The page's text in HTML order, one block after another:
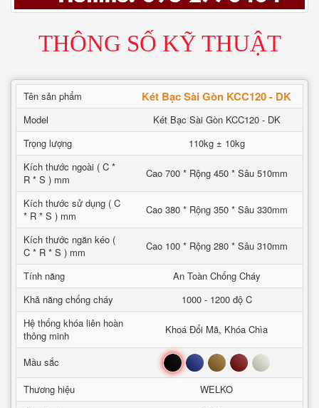
THÔNG SỐ KỸ THUẬT
Tên sản phẩm Két Bạc Sài Gòn KCC120 - DK
Model
Két Bạc Sài Gòn KCC120 - DK
Trọng lượng
110kg ± 10kg
Kích thước ngoài ( C *
R * S ) mm
Cao 700 * Rộng 450 * Sâu 510mm
Kích thước sử dụng ( C
* R * S ) mm
Cao 380 * Rộng 350 * Sâu 330mm
Kích thước ngăn kéo (
C * R * S ) mm
Cao 100 * Rộng 280 * Sâu 310mm
Tính năng
An Toàn Chống Cháy
Khả năng chống cháy
1000 - 1200 độ C
Hệ thống khóa liên hoàn
thông minh
Khoá Đổi Mã, Khóa Chìa
Mầu sắc Đen Xanh Nâu Đỏ Trắng
Thương hiệu
WELKO